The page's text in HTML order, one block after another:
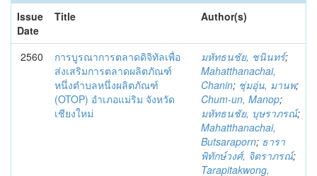
Issue
Date
Title Author(s)
2560
การบูรณาการตลาดดิจิทัลเพื่อ
ส่งเสริมการตลาดผลิตภัณฑ์
หนึ่งตำบลหนึ่งผลิตภัณฑ์
(OTOP) อำเภอแม่ริม จังหวัด
เชียงใหม่
มหัทธนชัย, ชนินทร์;
Mahatthanachai,
Chanin; ชุ่มอุ่น, มานพ;
Chum-un, Manop;
มหัทธนชัย, บุษราภรณ์;
Mahatthanachai,
Butsaraporn; ธารา
พิทักษ์วงศ์, จิตราภรณ์;
Tarapitakwong,